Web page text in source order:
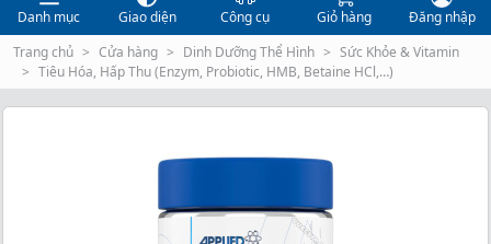
Danh mục Giao diện Công cụ Giỏ hàng
Đăng nhập
Trang chủ
Cửa hàng Dinh Dưỡng Thể Hình
Sức Khỏe & Vitamin
Tiêu Hóa, Hấp Thu (Enzym, Probiotic, HMB, Betaine HCl,…)